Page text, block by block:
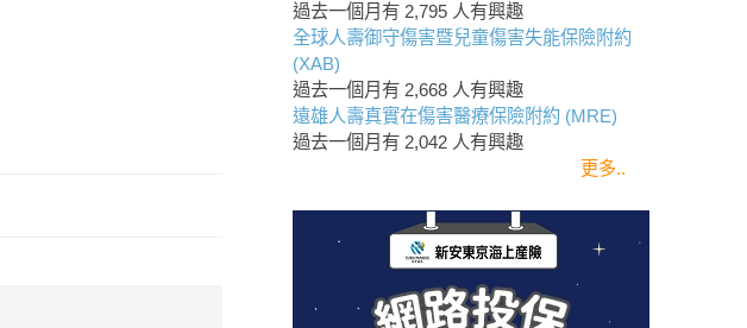
過去一個月有 2,795 人有興趣
全球人壽御守傷害暨兒童傷害失能保險附約
(XAB)
過去一個月有 2,668 人有興趣
遠雄人壽真實在傷害醫療保險附約 (MRE)
過去一個月有 2,042 人有興趣
更多..